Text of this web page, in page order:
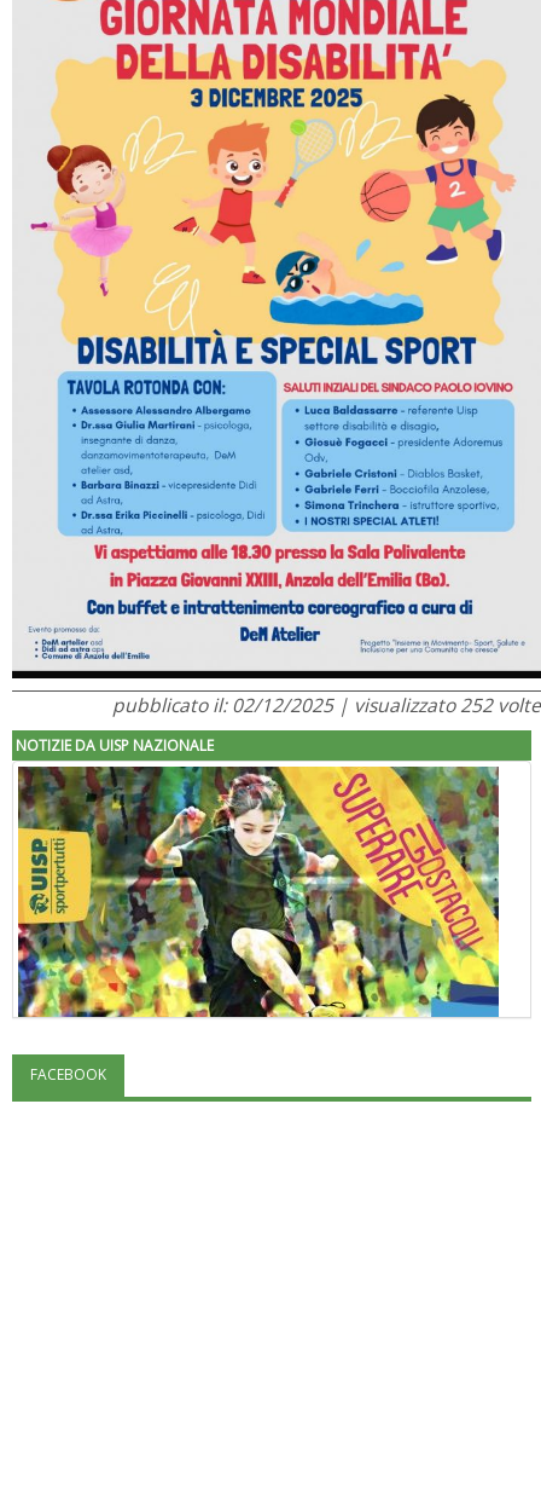
pubblicato il: 02/12/2025 | visualizzato 252 volte
NOTIZIE DA UISP NAZIONALE
"Superare gli ostacoli": la relazione di Tiziano Pesce al CN Uisp
FACEBOOK